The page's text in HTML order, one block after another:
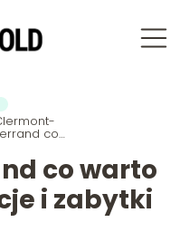
co
zwiedzić?
i
co warto
i zabytki